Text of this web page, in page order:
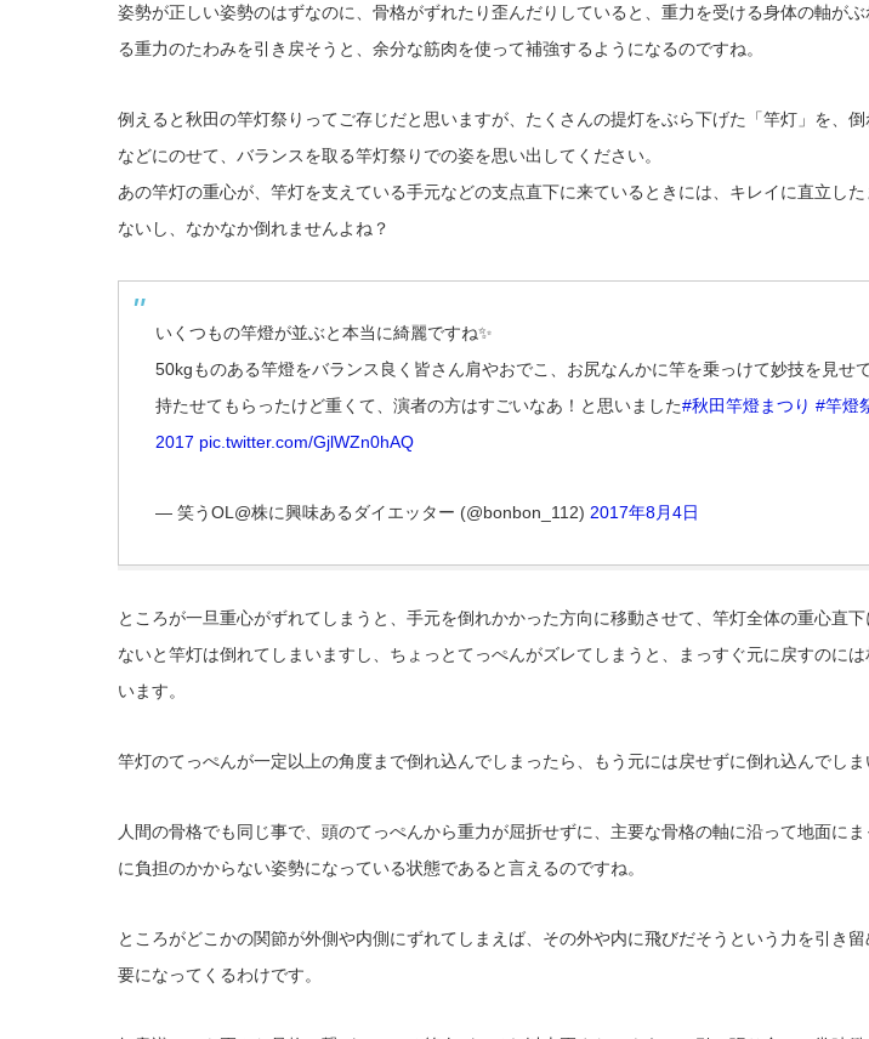
姿勢が正しい姿勢のはずなのに、骨格がずれたり歪んだりしていると、重力を受ける身体の軸が
る重力のたわみを引き戻そうと、余分な筋肉を使って補強するようになるのですね。
例えると秋田の竿灯祭りってご存じだと思いますが、たくさんの提灯をぶら下げた「竿灯」を、
などにのせて、バランスを取る竿灯祭りでの姿を思い出してください。
あの竿灯の重心が、竿灯を支えている手元などの支点直下に来ているときには、キレイに直立し
ないし、なかなか倒れませんよね？
いくつもの竿燈が並ぶと本当に綺麗ですね✨
50kgものある竿燈をバランス良く皆さん肩やおでこ、お尻なんかに竿を乗っけて妙技を見せ
持たせてもらったけど重くて、演者の方はすごいなあ！と思いました#秋田竿燈まつり #竿燈
2017 pic.twitter.com/GjlWZn0hAQ
— 笑うOL@株に興味あるダイエッター (@bonbon_112) 2017年8月4日
ところが一旦重心がずれてしまうと、手元を倒れかかった方向に移動させて、竿灯全体の重心直
ないと竿灯は倒れてしまいますし、ちょっとてっぺんがズレてしまうと、まっすぐ元に戻すのに
います。
竿灯のてっぺんが一定以上の角度まで倒れ込んでしまったら 、もう元には戻せずに倒れ込んでしま
人間の骨格でも同じ事で、頭のてっぺんから重力が屈折せずに、主要な骨格の軸に沿って地面に
に負担のかからない姿勢になっている状態であると言えるのですね。
ところがどこかの関節が外側や内側にずれてしまえば、その外や内に飛びだそうという力を引き
要になってくるわけです。